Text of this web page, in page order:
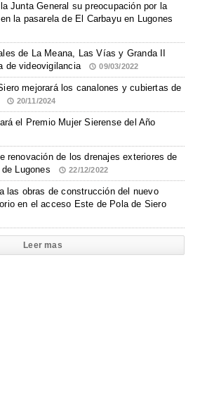
Junta General su preocupación por la
la pasarela de El Carbayu en Lugones
de La Meana, Las Vías y Granda II
de videovigilancia
09/03/2022
mejorará los canalones y cubiertas de
20/11/2024
el Premio Mujer Sierense del Año
renovación de los drenajes exteriores de
Lugones
22/12/2022
las obras de construcción del nuevo
en el acceso Este de Pola de Siero
Leer mas